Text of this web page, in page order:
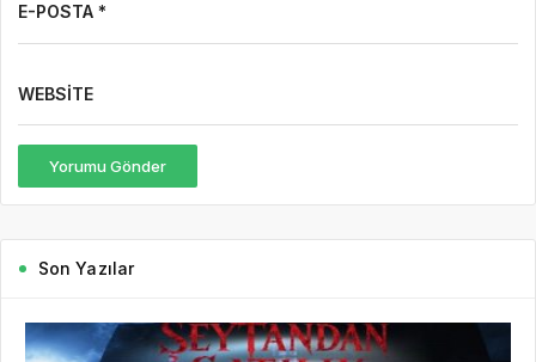
E-POSTA *
WEBSITE
Yorumu Gönder
Son Yazılar